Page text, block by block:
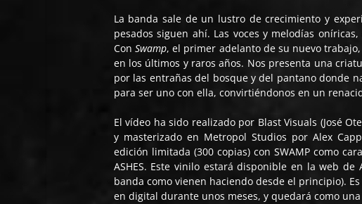
La banda sale de un lustro de crecimiento y
pesados siguen ahí. Las voces y melodías
Con Swamp, el primer adelanto de su nuevo
en los últimos y raros años. Nos presenta una
por las entrañas del bosque y del pantano donde
para ser uno con ella, convirtiéndonos en un
El vídeo ha sido realizado por Blast Visuals (José
y masterizado en Metropol Studios por Alex
edición limitada (300 copias) con SWAMP como
ASHES. Este vinilo estará disponible en la web
banda como vienen haciendo desde el principio).
en digital durante unos meses, y quedará como